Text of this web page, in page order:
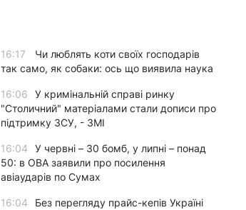
16:17
Чи люблять коти своїх господарів
так само, як собаки: ось що виявила наука
16:06
У кримінальній справі ринку
"Столичний" матеріалами стали дописи про
підтримку ЗСУ, - ЗМІ
16:04
У червні – 30 бомб, у липні – понад
50: в ОВА заявили про посилення
авіаударів по Сумах
16:04
Без перегляду прайс-кепів Україні